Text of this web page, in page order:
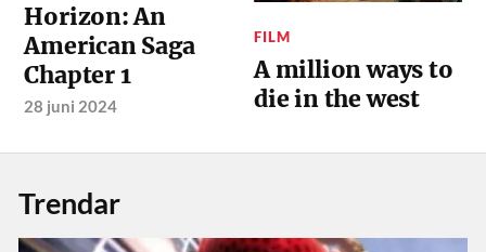
Horizon: An
American Saga
Chapter 1
28 juni 2024
FILM
A million ways to
die in the west
Trendar